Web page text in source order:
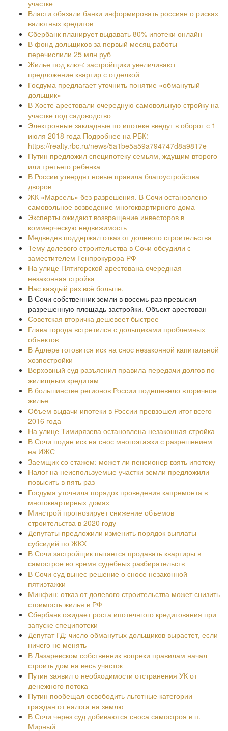
участке
Власти обязали банки информировать россиян о рисках
валютных кредитов
Сбербанк планирует выдавать 80% ипотеки онлайн
В фонд дольщиков за первый месяц работы
перечислили 25 млн руб
Жилье под ключ: застройщики увеличивают
предложение квартир с отделкой
Госдума предлагает уточнить понятие «обманутый
дольщик»
В Хосте арестовали очередную самовольную стройку на
участке под садоводство
Электронные закладные по ипотеке введут в оборот с 1
июля 2018 года Подробнее на РБК:
https://realty.rbc.ru/news/5a1be5a59a794747d8a9817e
Путин предложил специпотеку семьям, ждущим второго
или третьего ребенка
В России утвердят новые правила благоустройства
дворов
ЖК «Марсель» без разрешения. В Сочи остановлено
самовольное возведение многоквартирного дома
Эксперты ожидают возвращение инвесторов в
коммерческую недвижимость
Медведев поддержал отказ от долевого строительства
Тему долевого строительства в Сочи обсудили с
заместителем Генпрокурора РФ
На улице Пятигорской арестована очередная
незаконная стройка
Нас каждый раз всё больше.
В Сочи собственник земли в восемь раз превысил
разрешенную площадь застройки. Объект арестован
Советская вторичка дешевеет быстрее
Глава города встретился с дольщиками проблемных
объектов
В Адлере готовится иск на снос незаконной капитальной
хозпостройки
Верховный суд разъяснил правила передачи долгов по
жилищным кредитам
В большинстве регионов России подешевело вторичное
жилье
Объем выдачи ипотеки в России превзошел итог всего
2016 года
На улице Тимирязева остановлена незаконная стройка
В Сочи подан иск на снос многоэтажки с разрешением
на ИЖС
Заемщик со стажем: может ли пенсионер взять ипотеку
Налог на неиспользуемые участки земли предложили
повысить в пять раз
Госдума уточнила порядок проведения капремонта в
многоквартирных домах
Минстрой прогнозирует снижение объемов
строительства в 2020 году
Депутаты предложили изменить порядок выплаты
субсидий по ЖКХ
В Сочи застройщик пытается продавать квартиры в
самострое во время судебных разбирательств
В Сочи суд вынес решение о сносе незаконной
пятиэтажки
Минфин: отказ от долевого строительства может снизить
стоимость жилья в РФ
Сбербанк ожидает роста ипотечнгого кредитования при
запуске специпотеки
Депутат ГД: число обманутых дольщиков вырастет, если
ничего не менять
В Лазаревском собственник вопреки правилам начал
строить дом на весь участок
Путин заявил о необходимости отстранения УК от
денежного потока
Путин пообещал освободить льготные категории
граждан от налога на землю
В Сочи через суд добиваются сноса самостроя в п.
Мирный